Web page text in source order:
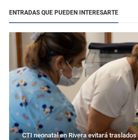
ENTRADAS QUE PUEDEN INTERESARTE
CTI neonatal en Rivera evitará